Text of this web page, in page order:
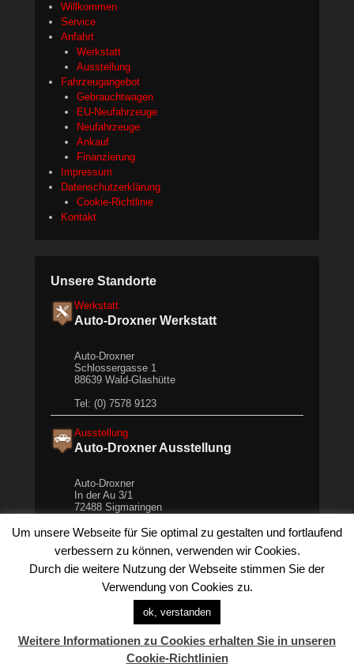
Willkommen
Service
Anfahrt
Werkstatt
Ausstellung
Fahrzeugangebot
Gebrauchtwagen
EU-Neufahrzeuge
Neufahrzeuge
Ankauf
Finanzierung
Impressum
Datenschutzerklärung
Cookie-Richtlinie
Kontakt
Unsere Standorte
Werkstatt
Auto-Droxner Werkstatt
Auto-Droxner
Schlossergasse 1
88639 Wald-Glashütte
Tel: (0) 7578 9123
Ausstellung
Auto-Droxner Ausstellung
Auto-Droxner
In der Au 3/1
72488 Sigmaringen
Tel: +49 (0) 7571 621 52
Copyright © 2026Auto – Droxner. All Rights Reserved.
Um unsere Webseite für Sie optimal zu gestalten und fortlaufend
verbessern zu können, verwenden wir Cookies.
Durch die weitere Nutzung der Webseite stimmen Sie der
Verwendung von Cookies zu.
ok, verstanden
Weitere Informationen zu Cookies erhalten Sie in unseren
Cookie-Richtlinien
We are using cookies to give you the best experience on our
You can find out more about which cookies we are using or
settings.